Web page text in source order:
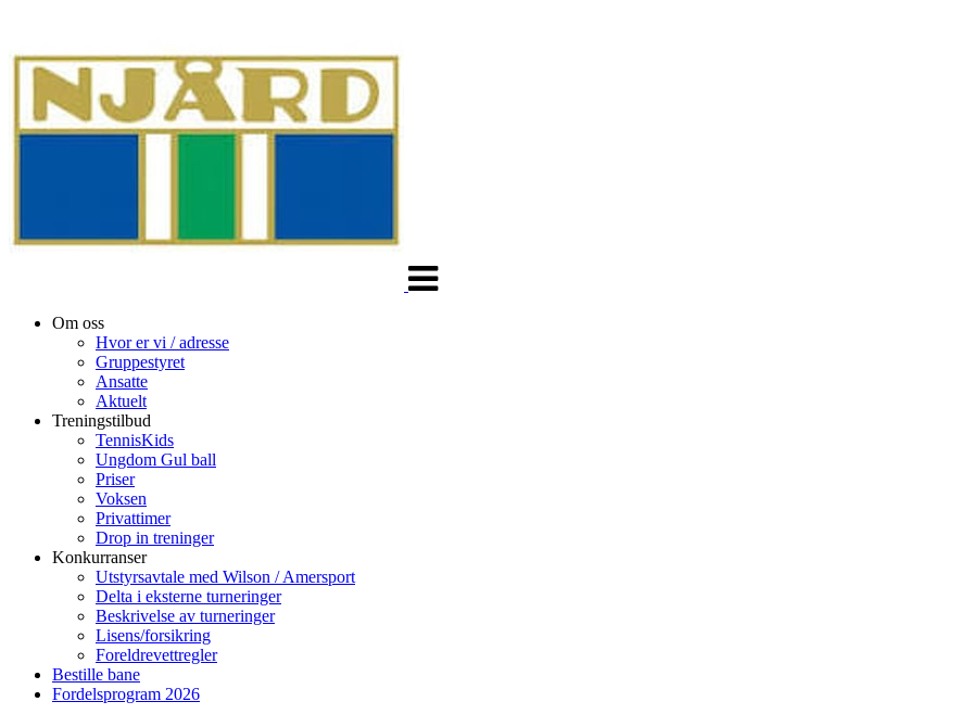
Om oss
Hvor er vi / adresse
Gruppestyret
Ansatte
Aktuelt
Treningstilbud
TennisKids
Ungdom Gul ball
Priser
Voksen
Privattimer
Drop in treninger
Konkurranser
Utstyrsavtale med Wilson / Amersport
Delta i eksterne turneringer
Beskrivelse av turneringer
Lisens/forsikring
Foreldrevettregler
Bestille bane
Fordelsprogram 2026